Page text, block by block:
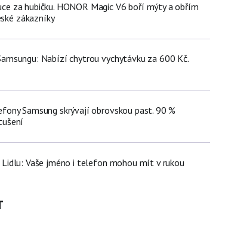
za hubičku. HONOR Magic V6 boří mýty a obřím
zákazníky
Nabízí chytrou vychytávku za 600 Kč.
Samsung skrývají obrovskou past. 90 %
Vaše jméno i telefon mohou mít v rukou